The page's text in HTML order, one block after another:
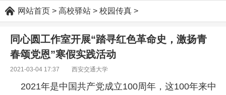
网站首页 > 高校驿站 > 校园传真 >
同心圆工作室开展“踏寻红色革命史，激扬青
春颂党恩”寒假实践活动
2021-03-04 17:37 西安交通大学
2021年是中国共产党成立100周年，这100年来中